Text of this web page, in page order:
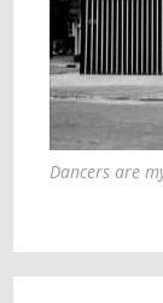
Dancers are